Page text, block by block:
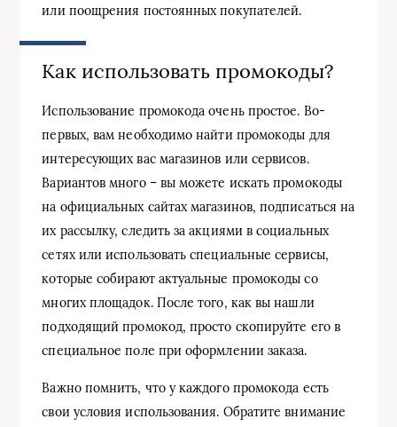
или поощрения постоянных покупателей.
Как использовать промокоды?
Использование промокода очень простое. Во-
первых, вам необходимо найти промокоды для
интересующих вас магазинов или сервисов.
Вариантов много – вы можете искать промокоды
на официальных сайтах магазинов, подписаться на
их рассылку, следить за акциями в социальных
сетях или использовать специальные сервисы,
которые собирают актуальные промокоды со
многих площадок. После того, как вы нашли
подходящий промокод, просто скопируйте его в
специальное поле при оформлении заказа.
Важно помнить, что у каждого промокода есть
свои условия использования. Обратите внимание